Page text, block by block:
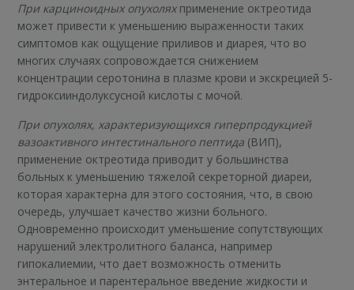
При карциноидных опухоляхприменение октреотида
может привести к уменьшению выраженности таких
симптомов как ощущение приливов и диарея, что во
многих случаях сопровождается снижением
концентрации серотонина в плазме крови и экскрецией 5-
гидроксииндолуксусной кислоты с мочой.
При опухолях, характеризующихся гиперпродукцией
вазоактивного интестинального пептида (ВИП),
применение октреотида приводит у большинства
больных к уменьшению тяжелой секреторной диареи,
которая характерна для этого состояния, что, в свою
очередь, улучшает качество жизни больного.
Одновременно происходит уменьшение сопутствующих
нарушений электролитного баланса, например
гипокалиемии, что дает возможность отменить
энтеральное и парентеральное введение жидкости и